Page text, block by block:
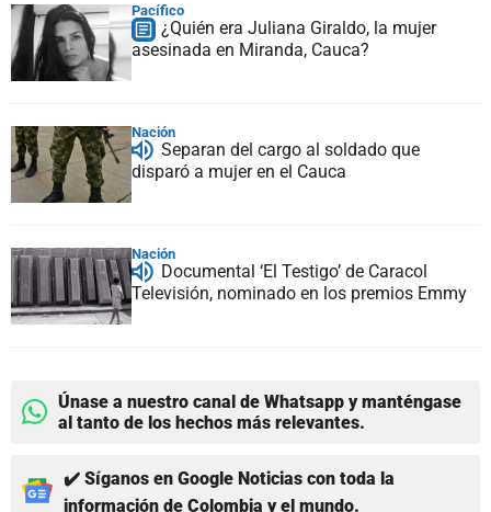
Pacífico
¿Quién era Juliana Giraldo, la mujer
asesinada en Miranda, Cauca?
Nación
Separan del cargo al soldado que
disparó a mujer en el Cauca
Nación
Documental ‘El Testigo’ de Caracol
Televisión, nominado en los premios Emmy
Únase a nuestro canal de Whatsapp y manténgase
al tanto de los hechos más relevantes.
✔️ Síganos en Google Noticias con toda la
información de Colombia y el mundo.